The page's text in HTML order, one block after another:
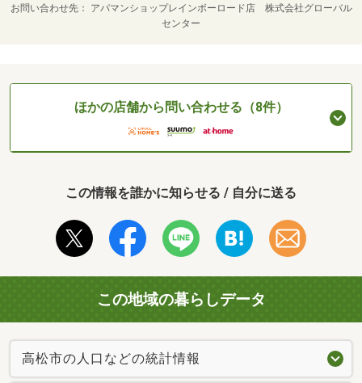
お問い合わせ先
アパマンショップレインボーロード店 株式会社グローバル
センター
ほかの店舗から問い合わせる（8件）
この情報を誰かに知らせる / 自分に送る
この地域の暮らしデータ
高松市の人口などの統計情報